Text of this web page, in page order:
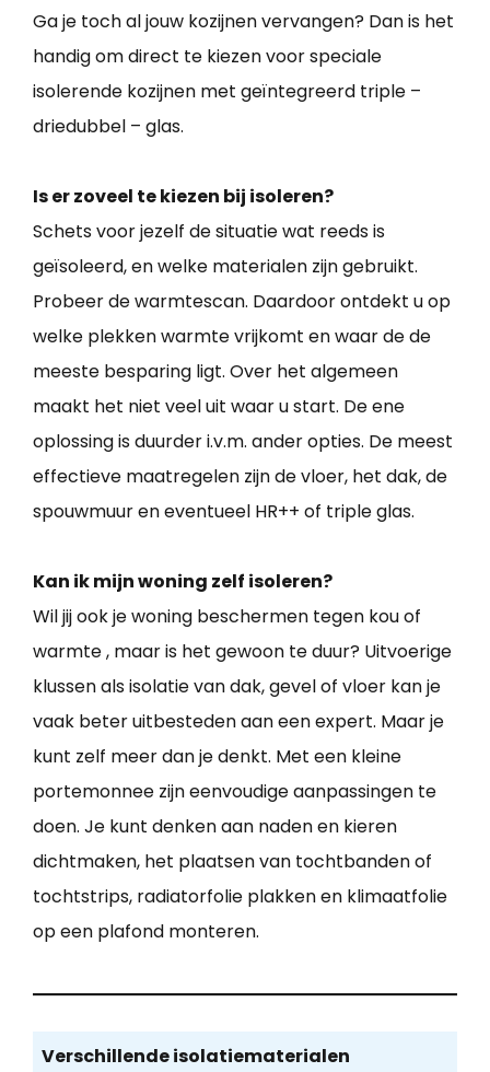
Ga je toch al jouw kozijnen vervangen? Dan is het
handig om direct te kiezen voor speciale
isolerende kozijnen met geïntegreerd triple –
driedubbel – glas.
Is er zoveel te kiezen bij isoleren?
Schets voor jezelf de situatie wat reeds is
geïsoleerd, en welke materialen zijn gebruikt.
Probeer de warmtescan. Daardoor ontdekt u op
welke plekken warmte vrijkomt en waar de de
meeste besparing ligt. Over het algemeen
maakt het niet veel uit waar u start. De ene
oplossing is duurder i.v.m. ander opties. De meest
effectieve maatregelen zijn de vloer, het dak, de
spouwmuur en eventueel HR++ of triple glas.
Kan ik mijn woning zelf isoleren?
Wil jij ook je woning beschermen tegen kou of
warmte , maar is het gewoon te duur? Uitvoerige
klussen als isolatie van dak, gevel of vloer kan je
vaak beter uitbesteden aan een expert. Maar je
kunt zelf meer dan je denkt. Met een kleine
portemonnee zijn eenvoudige aanpassingen te
doen. Je kunt denken aan naden en kieren
dichtmaken, het plaatsen van tochtbanden of
tochtstrips, radiatorfolie plakken en klimaatfolie
op een plafond monteren.
Verschillende isolatiematerialen